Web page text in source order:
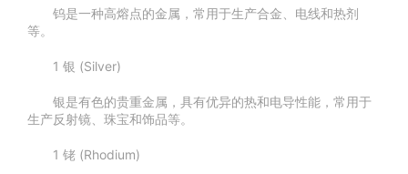
钨是一种高熔点的金属，常用于生产合金、电线和热剂
等。
1 银 (Silver)
银是有色的贵重金属，具有优异的热和电导性能，常用于
生产反射镜、珠宝和饰品等。
1 铑 (Rhodium)